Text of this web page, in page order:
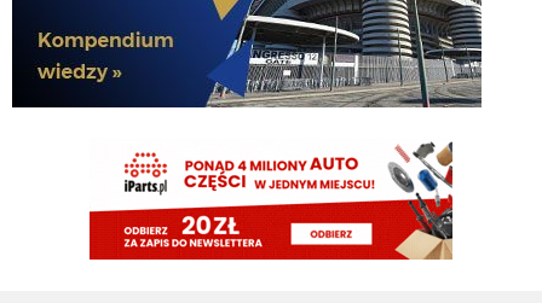
Lucumi ustalił z Juventusem 5-letni kontrakt wart 2,5 mln € rocznie.
Nottingham oferuje mu 3,5 mln, ale Kolumbijczyk preferuje Juventus.
Bologna póki co odrzuciła ofertę w wysokości 17 mln €. Juve chce się
dogadać na kwotę poniżej 25 mln. [Schira]
07.08.2026 16:14
https://open.spotify.com/track/1XpmMe95dk9jh3zuOMpeU2?
si=905de6a7a51a48cb